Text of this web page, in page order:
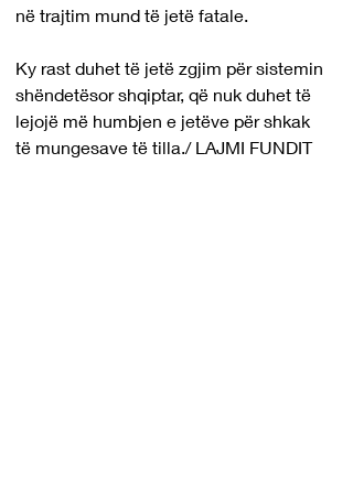
në trajtim mund të jetë fatale.
Ky rast duhet të jetë zgjim për sistemin
shëndetësor shqiptar, që nuk duhet të
lejojë më humbjen e jetëve për shkak
të mungesave të tilla./ LAJMI FUNDIT